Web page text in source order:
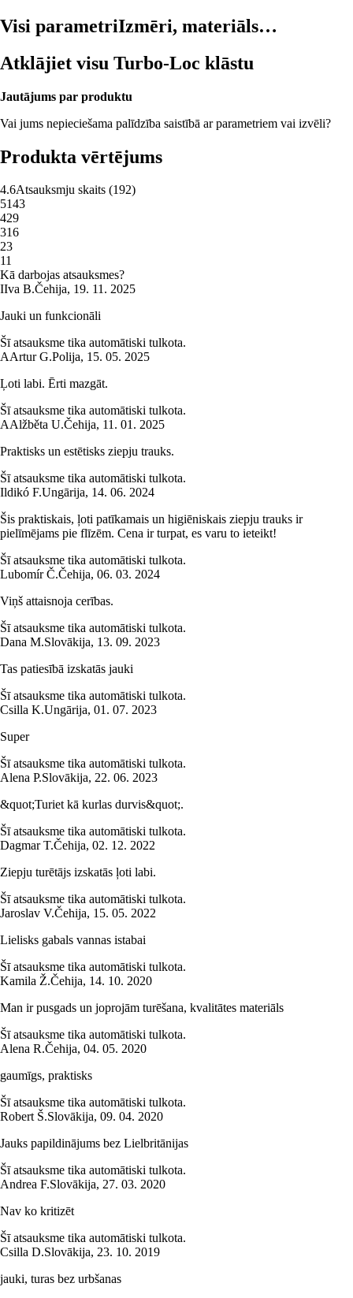
Visi parametriIzmēri, materiāls…
Atklājiet visu Turbo-Loc klāstu
Jautājums par produktu
Vai jums nepieciešama palīdzība saistībā ar parametriem vai izvēli?
Produkta vērtējums
4.6Atsauksmju skaits (192)
5143
429
316
23
11
Kā darbojas atsauksmes?
IIva B.Čehija, 19. 11. 2025
Jauki un funkcionāli
Šī atsauksme tika automātiski tulkota.
AArtur G.Polija, 15. 05. 2025
Ļoti labi. Ērti mazgāt.
Šī atsauksme tika automātiski tulkota.
AAlžběta U.Čehija, 11. 01. 2025
Praktisks un estētisks ziepju trauks.
Šī atsauksme tika automātiski tulkota.
Ildikó F.Ungārija, 14. 06. 2024
Šis praktiskais, ļoti patīkamais un higiēniskais ziepju trauks ir
pielīmējams pie flīzēm. Cena ir turpat, es varu to ieteikt!
Šī atsauksme tika automātiski tulkota.
Lubomír Č.Čehija, 06. 03. 2024
Viņš attaisnoja cerības.
Šī atsauksme tika automātiski tulkota.
Dana M.Slovākija, 13. 09. 2023
Tas patiesībā izskatās jauki
Šī atsauksme tika automātiski tulkota.
Csilla K.Ungārija, 01. 07. 2023
Super
Šī atsauksme tika automātiski tulkota.
Alena P.Slovākija, 22. 06. 2023
&quot;Turiet kā kurlas durvis&quot;.
Šī atsauksme tika automātiski tulkota.
Dagmar T.Čehija, 02. 12. 2022
Ziepju turētājs izskatās ļoti labi.
Šī atsauksme tika automātiski tulkota.
Jaroslav V.Čehija, 15. 05. 2022
Lielisks gabals vannas istabai
Šī atsauksme tika automātiski tulkota.
Kamila Ž.Čehija, 14. 10. 2020
Man ir pusgads un joprojām turēšana, kvalitātes materiāls
Šī atsauksme tika automātiski tulkota.
Alena R.Čehija, 04. 05. 2020
gaumīgs, praktisks
Šī atsauksme tika automātiski tulkota.
Robert Š.Slovākija, 09. 04. 2020
Jauks papildinājums bez Lielbritānijas
Šī atsauksme tika automātiski tulkota.
Andrea F.Slovākija, 27. 03. 2020
Nav ko kritizēt
Šī atsauksme tika automātiski tulkota.
Csilla D.Slovākija, 23. 10. 2019
jauki, turas bez urbšanas